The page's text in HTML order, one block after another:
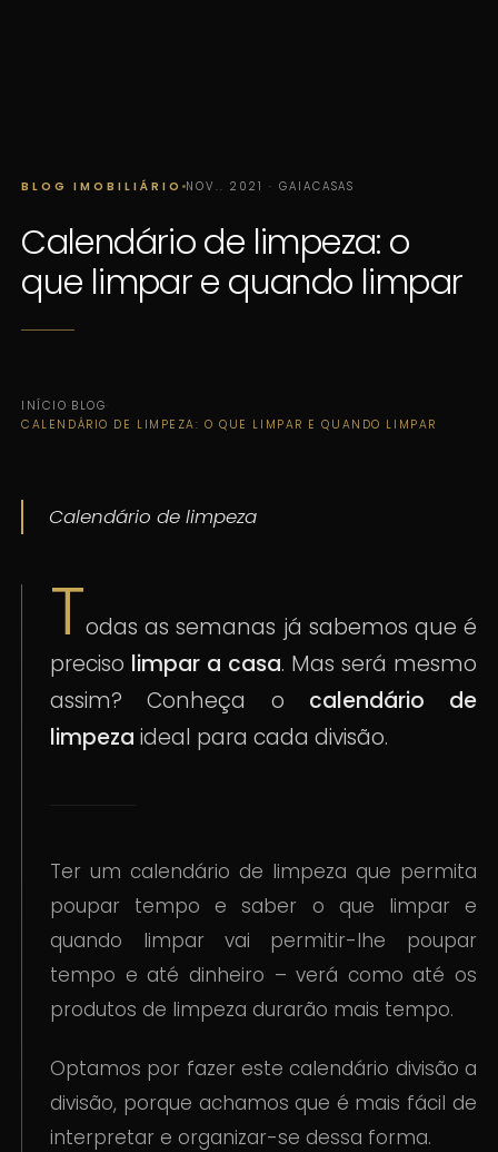
BLOG IMOBILIÁRIO NOV.. 2021 · GAIACASAS
Calendário de limpeza: o
que limpar e quando limpar
INÍCIO·BLOG·
CALENDÁRIO DE LIMPEZA: O QUE LIMPAR E QUANDO LIMPAR
Calendário de limpeza
Todas as semanas já sabemos que é
preciso limpar a casa. Mas será mesmo
assim? Conheça o calendário de
limpeza ideal para cada divisão.
Ter um calendário de limpeza que permita
poupar tempo e saber o que limpar e
quando limpar vai permitir-lhe poupar
tempo e até dinheiro – verá como até os
produtos de limpeza durarão mais tempo.
Optamos por fazer este calendário divisão a
divisão, porque achamos que é mais fácil de
interpretar e organizar-se dessa forma.